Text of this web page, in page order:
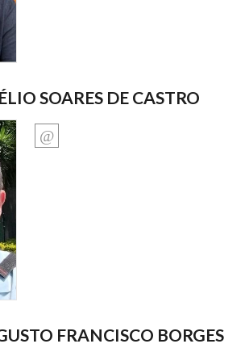
SOARES DE CASTRO
FRANCISCO BORGES